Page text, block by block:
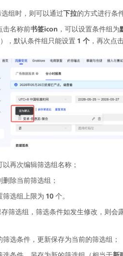
组时，则可以通过下拉的方式进行条
击名称前书签icon ，可以设置条件组为
，默认条件组只能设置 1 个 ，再次点
以再次编辑筛选组名称；
删除当前筛选组；
筛选组上限为 10 个。
筛选组，筛选条件如发生修改，则会
筛选条件，更新保存为当前的筛选组；